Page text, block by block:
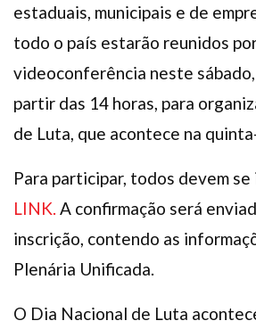
estaduais, municipais e de
todo o país estarão reunidos
videoconferência neste
partir das 14 horas, para
de Luta, que acontece na
Para participar, todos devem
LINK. A confirmação será
inscrição, contendo as
Plenária Unificada.
O Dia Nacional de Luta